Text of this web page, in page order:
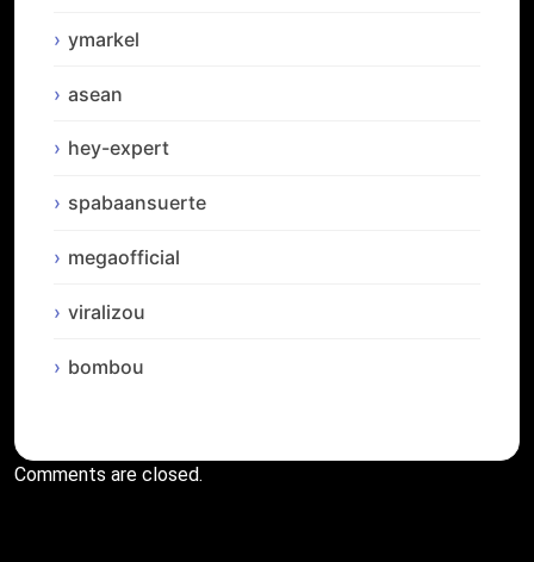
ymarkel
asean
hey-expert
spabaansuerte
megaofficial
viralizou
bombou
Comments are closed.